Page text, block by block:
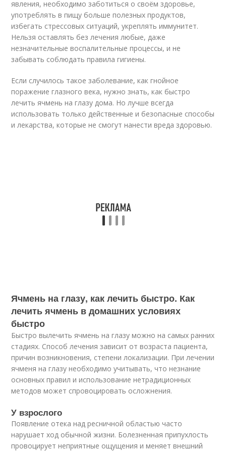
явления, необходимо заботиться о своём здоровье,
употреблять в пищу больше полезных продуктов,
избегать стрессовых ситуаций, укреплять иммунитет.
Нельзя оставлять без лечения любые, даже
незначительные воспалительные процессы, и не
забывать соблюдать правила гигиены.
Если случилось такое заболевание, как гнойное
поражение глазного века, нужно знать, как быстро
лечить ячмень на глазу дома. Но лучше всегда
использовать только действенные и безопасные способы
и лекарства, которые не смогут нанести вреда здоровью.
Ячмень на глазу, как лечить быстро. Как
лечить ячмень в домашних условиях
быстро
Быстро вылечить ячмень на глазу можно на самых ранних
стадиях. Способ лечения зависит от возраста пациента,
причин возникновения, степени локализации. При лечении
ячменя на глазу необходимо учитывать, что незнание
основных правил и использование нетрадиционных
методов может спровоцировать осложнения.
У взрослого
Появление отека над ресничной областью часто
нарушает ход обычной жизни. Болезненная припухлость
провоцирует неприятные ощущения и меняет внешний